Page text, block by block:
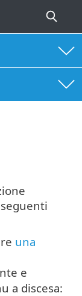
una
e
a discesa: